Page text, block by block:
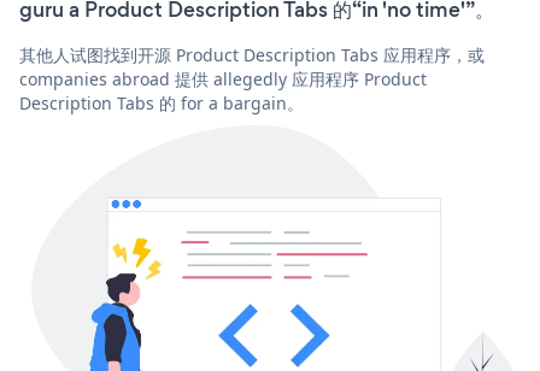
guru a Product Description Tabs 的“in 'no time'”。
其他人试图找到开源 Product Description Tabs 应用程序，或
companies abroad 提供 allegedly 应用程序 Product
Description Tabs 的 for a bargain。